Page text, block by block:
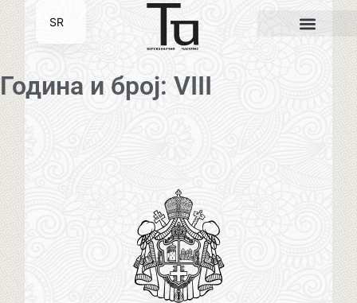
Година и број: VIII
SR
EN